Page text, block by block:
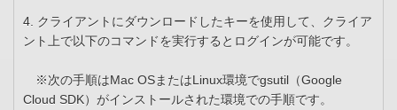
4. クライアントにダウンロードしたキーを使用して、クライア
ント上で以下のコマンドを実行するとログインが可能です。
※次の手順はMac OSまたはLinux環境でgsutil（Google
Cloud SDK）がインストールされた環境での手順です。